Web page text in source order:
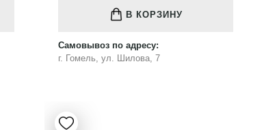
В КОРЗИНУ
Самовывоз по адресу:
г. Гомель, ул. Шилова, 7